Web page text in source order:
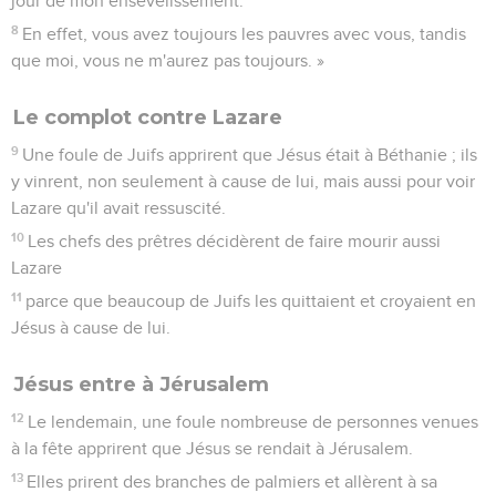
8 En effet, vous avez toujours les pauvres avec vous, tandis
que moi, vous ne m'aurez pas toujours. »
Le complot contre Lazare
9 Une foule de Juifs apprirent que Jésus était à Béthanie ; ils
y vinrent, non seulement à cause de lui, mais aussi pour voir
Lazare qu'il avait ressuscité.
10 Les chefs des prêtres décidèrent de faire mourir aussi
Lazare
11 parce que beaucoup de Juifs les quittaient et croyaient en
Jésus à cause de lui.
Jésus entre à Jérusalem
12 Le lendemain, une foule nombreuse de personnes venues
à la fête apprirent que Jésus se rendait à Jérusalem.
13 Elles prirent des branches de palmiers et allèrent à sa